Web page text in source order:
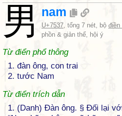
男 nam
U+7537, tổng 7 nét, bộ điền
phồn & giản thể, hội ý
Từ điển phổ thông
1. đàn ông, con trai
2. tước Nam
Từ điển trích dẫn
1. (Danh) Đàn ông. § Đối lại